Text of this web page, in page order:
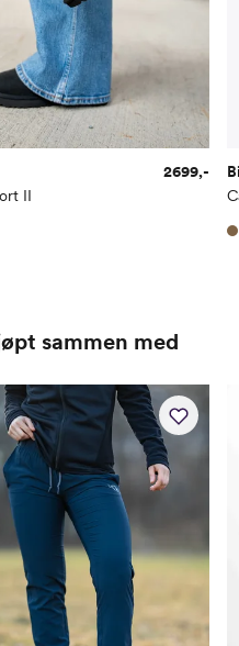
II
2699,-
sammen med